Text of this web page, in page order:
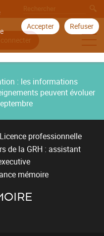
Accepter Refuser
connecter
: les informations
peuvent évoluer
Licence professionnelle
de la GRH : assistant
mémoire